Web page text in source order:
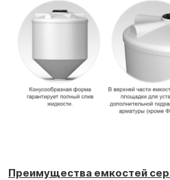
Преимущества емкостей